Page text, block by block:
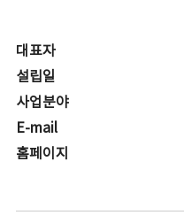
대표자
설립일
사업분야
E-mail
홈페이지